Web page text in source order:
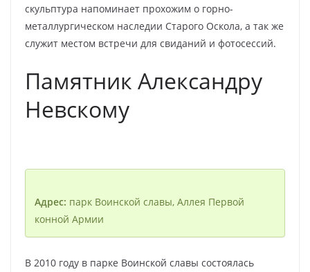
скульптура напоминает прохожим о горно-
металлургическом наследии Старого Оскола, а так же
служит местом встречи для свиданий и фотосессий.
Памятник Александру
Невскому
Адрес: парк Воинской славы, Аллея Первой
конной Армии
В 2010 году в парке Воинской славы состоялась